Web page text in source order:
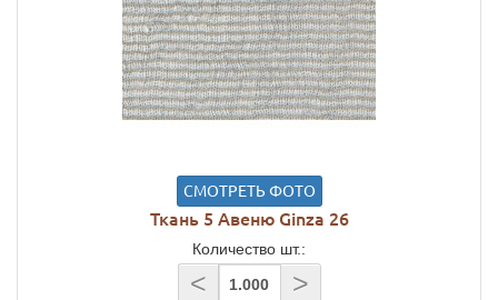
СМОТРЕТЬ ФОТО
Ткань 5 Авеню Ginza 26
Количество шт.:
< >